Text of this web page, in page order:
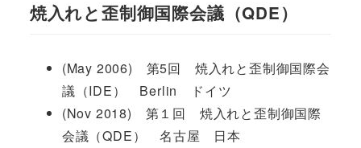
焼入れと歪制御国際会議（QDE）
(May 2006) 第5回 焼入れと歪制御国際会
議（IDE） Berlin ドイツ
(Nov 2018) 第１回 焼入れと歪制御国際
会議（QDE） 名古屋 日本